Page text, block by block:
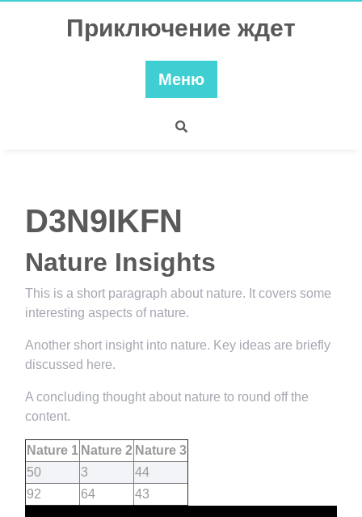
Приключение ждет
Меню
D3N9IKFN
Nature Insights
This is a short paragraph about nature. It covers some
interesting aspects of nature.
Another short insight into nature. Key ideas are briefly
discussed here.
A concluding thought about nature to round off the
content.
Nature 1 Nature 2 Nature 3
50
3
44
92
64 43